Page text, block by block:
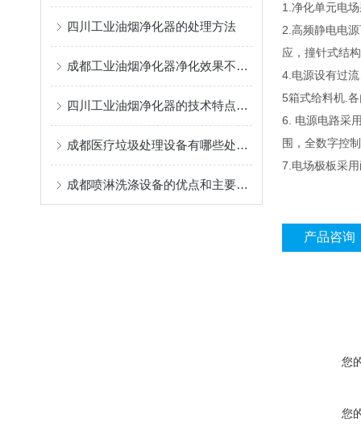
四川工业油烟净化器的处理方法
成都工业油烟净化器净化效果不好？可能是这些原因
四川工业油烟净化器的技术特点和安装注意事项
成都医疗垃圾处理设备有哪些处理方法
成都喷淋洗涤设备的优点和主要用途说明
1.净化单元电
2.高频静电电
应，撞针式结
4.电源设有过
5箱式给料机.
6. 电源电路采
围，全数字控
7.电场极板采
产品咨询
您
您